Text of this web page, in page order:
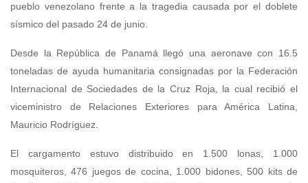
pueblo venezolano frente a la tragedia causada por el doblete
sísmico del pasado 24 de junio.
Desde la República de Panamá llegó una aeronave con 16.5
toneladas de ayuda humanitaria consignadas por la Federación
Internacional de Sociedades de la Cruz Roja, la cual recibió el
viceministro de Relaciones Exteriores para América Latina,
Mauricio Rodríguez.
El cargamento estuvo distribuido en 1.500 lonas, 1.000
mosquiteros, 476 juegos de cocina, 1.000 bidones, 500 kits de